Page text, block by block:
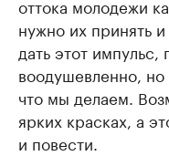
оттока молодежи
нужно их принять
дать этот
воодушевленно,
что мы делаем.
ярких красках, а
и повести.